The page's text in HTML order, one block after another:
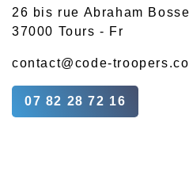
26 bis rue Abraham
37000 Tours - Fr
contact@code-
07 82 28 72 16